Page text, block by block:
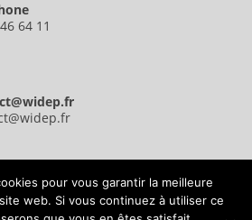
64 11
pour vous garantir la meilleure
web. Si vous continuez à utiliser ce